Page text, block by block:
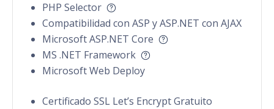
PHP Selector
Compatibilidad con ASP y ASP.NET con AJAX
Microsoft ASP.NET Core
MS .NET Framework
Microsoft Web Deploy
Certificado SSL Let’s Encrypt Gratuito